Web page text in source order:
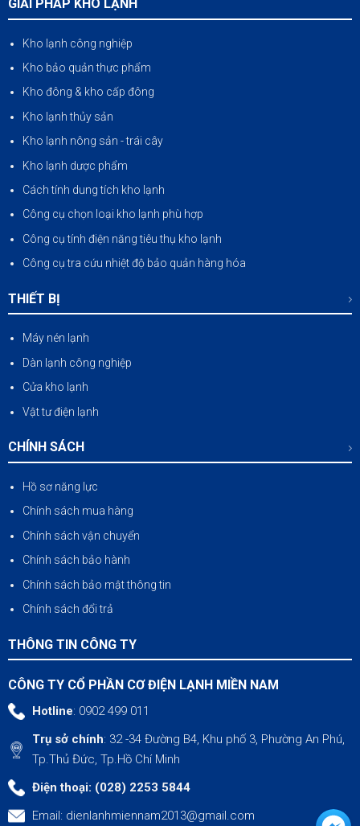
GIẢI PHÁP KHO LẠNH
Kho lạnh công nghiệp
Kho bảo quản thực phẩm
Kho đông & kho cấp đông
Kho lạnh thủy sản
Kho lạnh nông sản -trái cây
Kho lạnh dược phẩm
Cách tính dung tích kho lạnh
Công cụ chọn loại kho lạnh phù hợp
Công cụ tính điện năng tiêu thụ kho lạnh
Công cụ tra cứu nhiệt độ bảo quản hàng hóa
THIẾT BỊ
Máy nén lạnh
Dàn lạnh công nghiệp
Cửa kho lạnh
Vật tư điện lạnh
CHÍNH SÁCH
Hồ sơ năng lực
Chính sách mua hàng
Chính sách vận chuyển
Chính sách bảo hành
Chính sách bảo mật thông tin
Chính sách đổi trả
THÔNG TIN CÔNG TY
CÔNG TY CỔ PHẦN CƠ ĐIỆN LẠNH MIỀN NAM
Hotline: 0902 499 011
Trụ sở chính: 32 -34 Đường B4, Khu phố 3, Phường An Phú,
Tp.Thủ Đức, Tp.Hồ Chí Minh
Điện thoại: (028) 2253 5844
Email: dienlanhmiennam2013@gmail.com